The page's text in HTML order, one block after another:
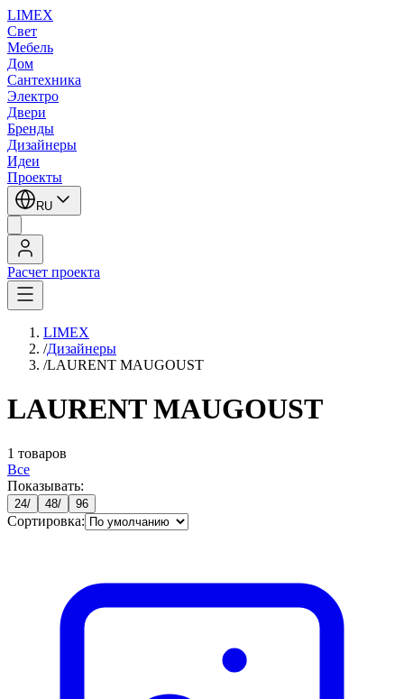
LIMEX
Свет
Мебель
Дом
Сантехника
Электро
Двери
Бренды
Дизайнеры
Идеи
Проекты
RU
Расчет проекта
LIMEX
/Дизайнеры
/LAURENT MAUGOUST
LAURENT MAUGOUST
1 товаров
Все
Показывать:
24/ 48/ 96
Сортировка: